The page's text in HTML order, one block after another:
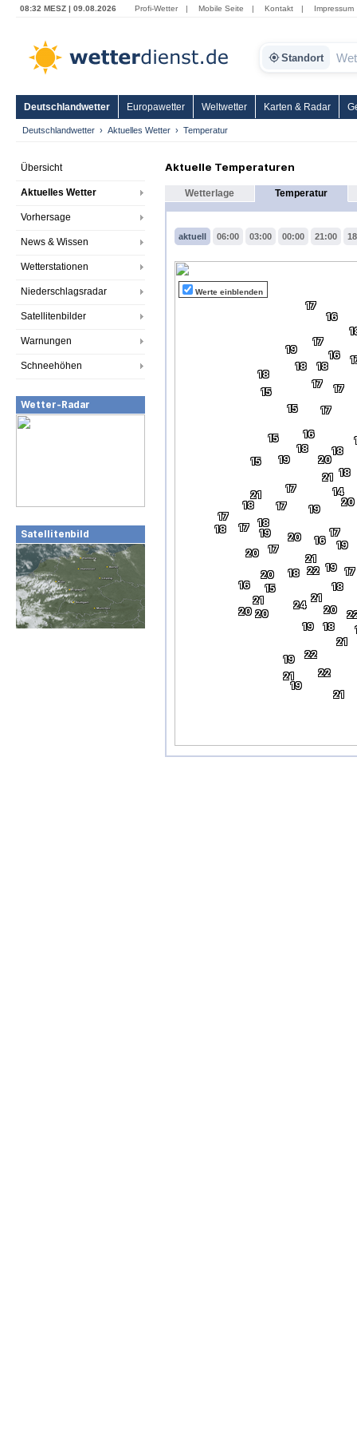
08:32 MESZ | 09.08.2026 Profi-Wetter | Mobile Seite | Kontakt | Impressum
Standort
Deutschlandwetter Europawetter Weltwetter Karten & Radar
Deutschlandwetter Aktuelles Wetter Temperatur
Übersicht
Aktuelles Wetter
Vorhersage
News & Wissen
Wetterstationen
Niederschlagsradar
Satellitenbilder
Warnungen
Schneehöhen
Wetter-Radar
Satellitenbild
Aktuelle Temperaturen
Wetterlage Temperatur
aktuell 06:00 03:00 00:00 21:00
Werte einblenden
18
15
17
18
20
19
17
17 17
18
18
16
18
16
15
21
19
22
21
22
15
17
18
16
20
19
19
15
19
21
22
18
21
19
16
18
15
21
17
17
18
21
20
18
18
19
17
17
18
17
20
19
19
20
20
17
20
21
21
16
20
14
24
17